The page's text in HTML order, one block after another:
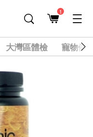
1
大灣區體檢 寵物健